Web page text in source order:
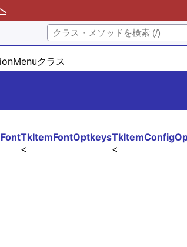
クラス
TkItemFontOptkeys